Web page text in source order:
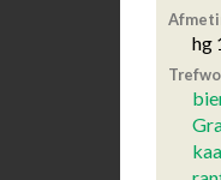
hg